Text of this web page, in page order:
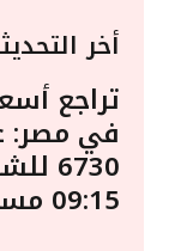
أخر
تراجع
09:15 مساءًا